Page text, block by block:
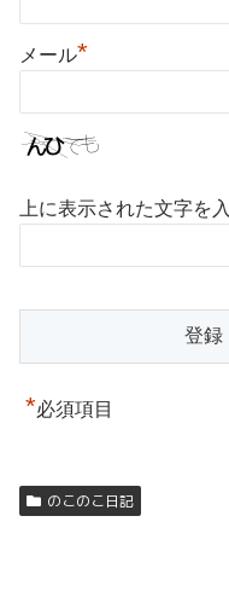
メール*
上に表示された文字を
*必須項目
のこのこ日記